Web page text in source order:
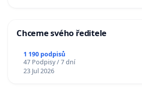
Chceme svého ředitele
1 190 podpisů
47 Podpisy / 7 dní
23 Jul 2026